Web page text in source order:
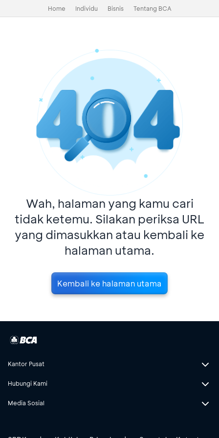
Home Individu Bisnis Tentang BCA
Wah, halaman yang kamu cari
tidak ketemu. Silakan periksa URL
yang dimasukkan atau kembali ke
halaman utama.
Kembali ke halaman utama
Kantor Pusat
Hubungi Kami
Media Sosial